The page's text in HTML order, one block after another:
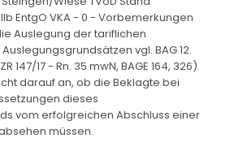
EntgO VKA - 0 - Vorbemerkungen
Auslegung der tariflichen
vgl. BAG 12.
147/17 - Rn. 35 mwN, BAGE 164, 326).
darauf an, ob die Beklagte bei
dieses
vom erfolgreichen Abschluss einer
müssen.